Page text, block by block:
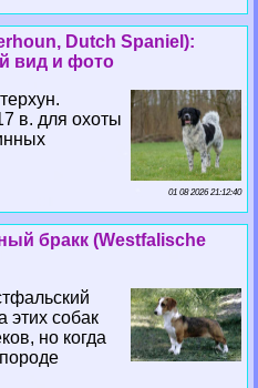
Dutch Spaniel):
вид и фото
в. для охоты
01 08 2026 21:12:40
бpaкк (Westfalische
этих собак
но когда